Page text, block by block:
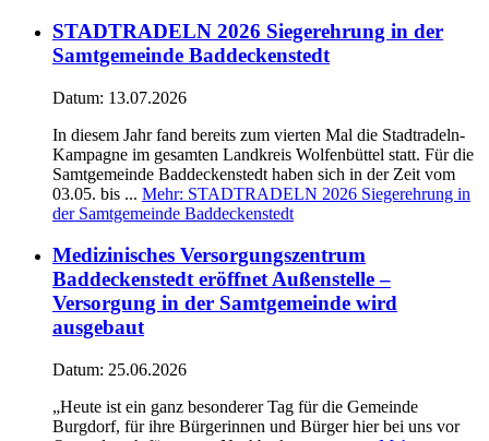
STADTRADELN 2026 Siegerehrung in der
Samtgemeinde Baddeckenstedt
Datum: 13.07.2026
In diesem Jahr fand bereits zum vierten Mal die Stadtradeln-
Kampagne im gesamten Landkreis Wolfenbüttel statt. Für die
Samtgemeinde Baddeckenstedt haben sich in der Zeit vom
03.05. bis ... Mehr: STADTRADELN 2026 Siegerehrung in
der Samtgemeinde Baddeckenstedt
Medizinisches Versorgungszentrum
Baddeckenstedt eröffnet Außenstelle –
Versorgung in der Samtgemeinde wird
ausgebaut
Datum: 25.06.2026
„Heute ist ein ganz besonderer Tag für die Gemeinde
Burgdorf, für ihre Bürgerinnen und Bürger hier bei uns vor